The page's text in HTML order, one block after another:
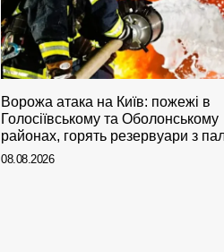
Ворожа атака на Київ: пожежі в
Голосіївському та Оболонському
районах, горять резервуари з
08.08.2026